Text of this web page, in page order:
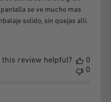
parts, while the
carried out. GSMPRO will
cannot be replaced or
se ve mucho mas
solido, sin quejas alli.
this review helpful?
0
0